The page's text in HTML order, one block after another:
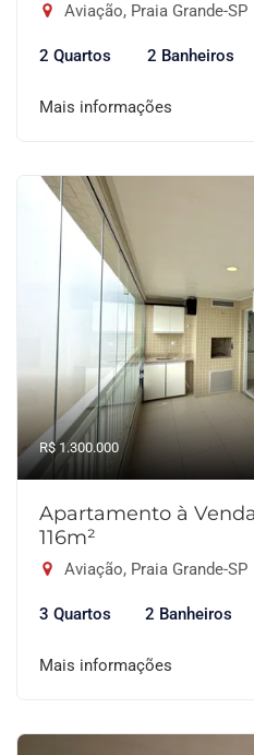
Aviação, Praia Grande-SP
2 Quartos 2 Banheiros
Mais informações
R$ 1.300.000
Apartamento à
116m²
Aviação, Praia Grande-SP
3 Quartos 2 Banheiros
Mais informações